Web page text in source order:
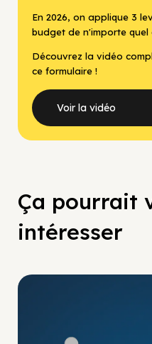
En 2026, on applique 3
budget de n'importe quel
Découvrez la vidéo
ce formulaire !
Voir la vidéo
Ça pourrait
intéresser